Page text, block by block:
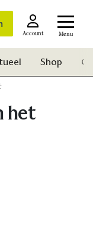
Account Menu
Shop
het